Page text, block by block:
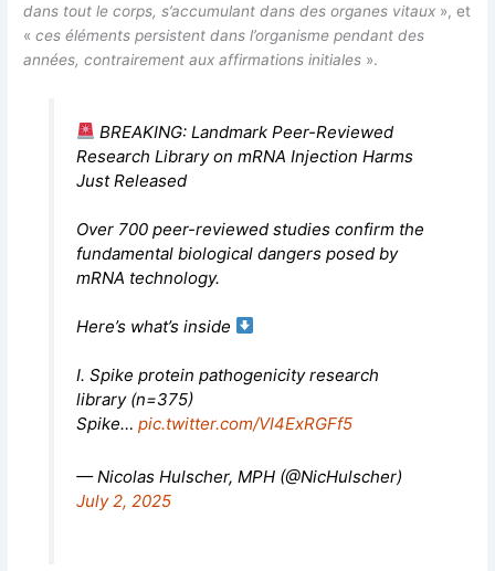
dans tout le corps, s’accumulant dans des organes vitaux », et
«ces éléments persistent dans l’organisme pendant des
années, contrairement aux affirmations initiales ».
BREAKING: Landmark Peer-Reviewed
Research Library on mRNA Injection Harms
Just Released
Over 700 peer-reviewed studies confirm the
fundamental biological dangers posed by
mRNA technology.
Here’s what’s inside
I. Spike protein pathogenicity research
library (n=375)
Spike… pic.twitter.com/VI4ExRGFf5
— Nicolas Hulscher, MPH (@NicHulscher)
July 2, 2025